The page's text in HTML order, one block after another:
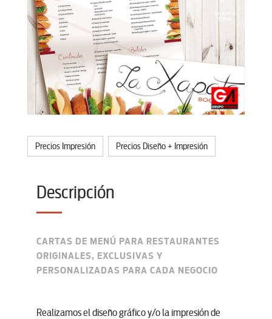
Precios Impresión Precios Diseño + Impresión
Descripción
CARTAS DE MENÚ PARA RESTAURANTES
ORIGINALES, EXCLUSIVAS Y
PERSONALIZADAS PARA CADA NEGOCIO
Realizamos el diseño gráfico y/o la impresión de